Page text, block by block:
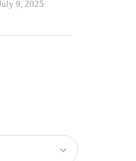
9, 2025